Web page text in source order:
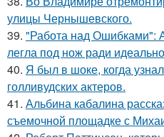
улицы Чернышевского.
39. "Работа над Ошибками":
легла под нож ради
40. Я был в шоке, когда
голливудских актеров.
41. Альбина кабалина
съемочной площадке с